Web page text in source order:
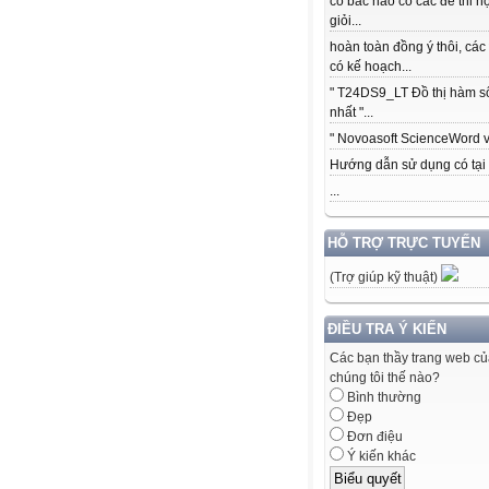
giỏi...
hoàn toàn đồng ý thôi, các
có kế hoạch...
" T24DS9_LT Đồ thị hàm
nhất "...
" Novoasoft ScienceWord
Hướng dẫn sử dụng có tại
...
HỖ TRỢ TRỰC TUYẾN
(Trợ giúp kỹ thuật)
ĐIỀU TRA Ý KIẾN
Các bạn thầy trang web
chúng tôi thế nào?
Bình thường
Đẹp
Đơn điệu
Ý kiến khác